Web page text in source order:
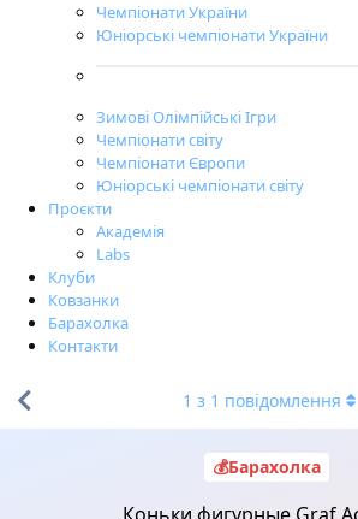
Чемпіонати України
Юніорські чемпіонати України
Зимові Олімпійські Ігри
Чемпіонати світу
Чемпіонати Європи
Юніорські чемпіонати світу
Проєкти
Академія
Labs
Клуби
Ковзанки
Барахолка
Контакти
💰Барахолка
1 з 1 повідомлення